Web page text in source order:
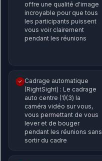
offre une qualité d'image
incroyable pour que tous
les participants puissent
vous voir clairement
pendant les réunions
✓ Cadrage automatique
(RightSight) : Le cadrage
auto centre (1)(3) la
caméra vidéo sur vous,
vous permettant de vous
lever et de bouger
pendant les réunions sans
sortir du cadre